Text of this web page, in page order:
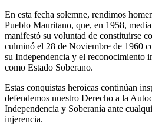
En esta fecha solemne, rendimos
Pueblo Mauritano, que, en 1958,
manifestó su voluntad de constituirse
culminó el 28 de Noviembre de 1960
su Independencia y el reconocimiento
como Estado Soberano.
Estas conquistas heroicas continúan
defendemos nuestro Derecho a la
Independencia y Soberanía ante
injerencia.